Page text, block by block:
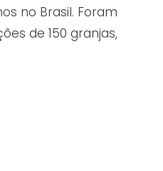
no Brasil. Foram
de 150 granjas,